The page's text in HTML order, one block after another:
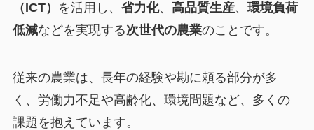
（ICT）
を活用し、 省力化、 高品質生産、 環境負荷
低減などを実現する次世代の農業のことです。
従来の農業は、長年の経験や勘に頼る部分が多
く、労働力不足や高齢化、環境問題など、多くの
課題を抱えています。